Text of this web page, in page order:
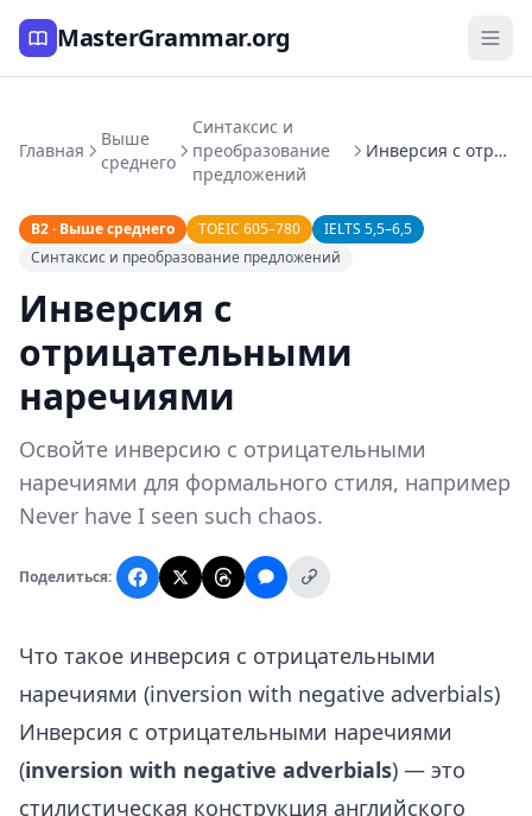
MasterGrammar.org
Главная
Выше
среднего
Синтаксис и
преобразование
предложений
Инверсия с отрицательными наречиями
B2 · Выше среднего TOEIC 605–780
IELTS 5,5–6,5
Синтаксис и преобразование предложений
Инверсия с
отрицательными
наречиями
Освойте инверсию с отрицательными
наречиями для формального стиля, например
Never have I seen such chaos.
Поделиться:
Что такое инверсия с отрицательными
наречиями (inversion with negative adverbials)
Инверсия с отрицательными наречиями
(inversion with negative adverbials) — это
стилистическая конструкция английского